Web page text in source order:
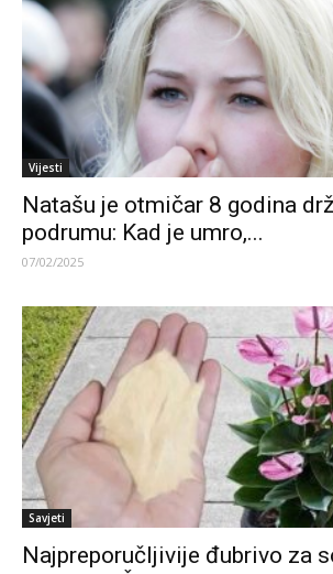
Vijesti
Natašu je otmičar 8 godina
podrumu: Kad je umro,...
07/02/2025
Savjeti
Najpreporučljivije đubrivo za